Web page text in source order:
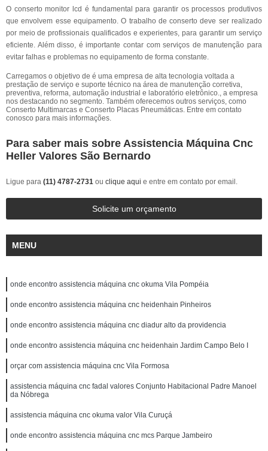
O conserto monitor lcd é fundamental para garantir os processos produtivos
que envolvem esse equipamento. O trabalho de conserto deve ser realizado
por meio de profissionais qualificados e experientes, para garantir um serviço
eficiente. Além disso, é importante contar com serviços de manutenção para
evitar falhas e problemas no equipamento de forma constante.
Carregamos o objetivo de é uma empresa de alta tecnologia voltada a
prestação de serviço e suporte técnico na área de manutenção corretiva,
preventiva, reforma, automação industrial e laboratório eletrônico., a empresa
nos destacando no segmento. Também oferecemos outros serviços, como
Conserto Multimarcas e Conserto Placas Pneumáticas. Entre em contato
conosco para mais informações.
Para saber mais sobre Assistencia Máquina Cnc
Heller Valores São Bernardo
Ligue para (11) 4787-2731 ou clique aqui e entre em contato por email.
Solicite um orçamento
MENU
onde encontro assistencia máquina cnc okuma Vila Pompéia
onde encontro assistencia máquina cnc heidenhain Pinheiros
onde encontro assistencia máquina cnc diadur alto da providencia
onde encontro assistencia máquina cnc heidenhain Jardim Campo Belo I
orçar com assistencia máquina cnc Vila Formosa
assistencia máquina cnc fadal valores Conjunto Habitacional Padre Manoel
da Nóbrega
assistencia máquina cnc okuma valor Vila Curuçá
onde encontro assistencia máquina cnc mcs Parque Jambeiro